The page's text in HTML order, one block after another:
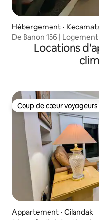
Hébergement ⋅
De Banon 156 |
Locations
Coup de cœur voyageurs
Coup de cœur voyageurs
Appartement ⋅ Cilandak